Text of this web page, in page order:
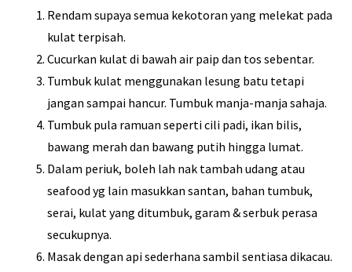
Rendam supaya semua kekotoran yang melekat pada
kulat terpisah.
Cucurkan kulat di bawah air paip dan tos sebentar.
Tumbuk kulat menggunakan lesung batu tetapi
jangan sampai hancur. Tumbuk manja-manja sahaja.
Tumbuk pula ramuan seperti cili padi, ikan bilis,
bawang merah dan bawang putih hingga lumat.
Dalam periuk, boleh lah nak tambah udang atau
seafood yg lain masukkan santan, bahan tumbuk,
serai, kulat yang ditumbuk, garam & serbuk perasa
secukupnya.
Masak dengan api sederhana sambil sentiasa dikacau.